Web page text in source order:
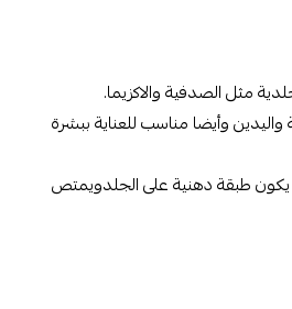
مثل الصدفية والاكزيما.
وأيضا مناسب للعناية ببشرة
يكون طبقة دهنية على الجلدويمتص